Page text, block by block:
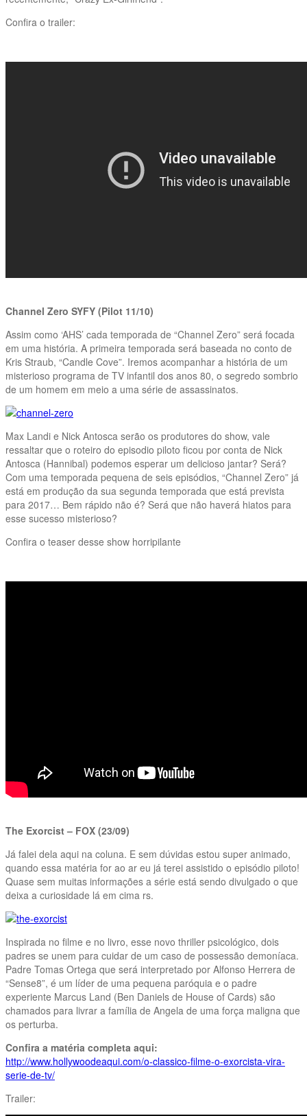
Confira o trailer:
Channel Zero SYFY (Pilot 11/10)
Assim como ‘AHS’ cada temporada de “Channel Zero” será focada
em uma história. A primeira temporada será baseada no conto de
Kris Straub, “Candle Cove”. Iremos acompanhar a história de um
misterioso programa de TV infantil dos anos 80, o segredo sombrio
de um homem em meio a uma série de assassinatos.
Max Landi e Nick Antosca serão os produtores do show, vale
ressaltar que o roteiro do episodio piloto ficou por conta de Nick
Antosca (Hannibal) podemos esperar um delicioso jantar? Será?
Com uma temporada pequena de seis episódios, “Channel Zero” já
está em produção da sua segunda temporada que está prevista
para 2017… Bem rápido não é? Será que não haverá hiatos para
esse sucesso misterioso?
Confira o teaser desse show horripilante
The Exorcist – FOX (23/09)
Já falei dela aqui na coluna. E sem dúvidas estou super animado,
quando essa matéria for ao ar eu já terei assistido o episódio piloto!
Quase sem muitas informações a série está sendo divulgado o que
deixa a curiosidade lá em cima rs.
Inspirada no filme e no livro, esse novo thriller psicológico, dois
padres se unem para cuidar de um caso de possessão demoníaca.
Padre Tomas Ortega que será interpretado por Alfonso Herrera de
“Sense8”, é um líder de uma pequena paróquia e o padre
experiente Marcus Land (Ben Daniels de House of Cards) são
chamados para livrar a família de Angela de uma força maligna que
os perturba.
Confira a matéria completa aqui:
http://www.hollywoodeaqui.com/o-classico-filme-o-exorcista-vira-
serie-de-tv/
Trailer: